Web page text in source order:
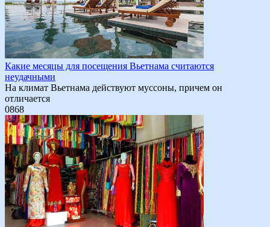
Какие месяцы для посещения Вьетнама считаются
неудачными
На климат Вьетнама действуют муссоны, причем он
отличается
0868